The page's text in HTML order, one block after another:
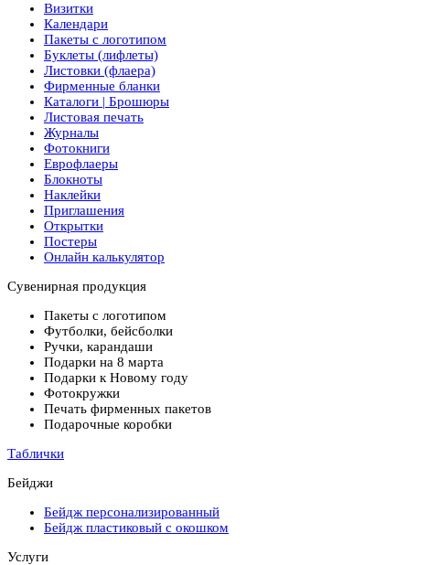
Визитки
Календари
Пакеты с логотипом
Буклеты (лифлеты)
Листовки (флаера)
Фирменные бланки
Каталоги | Брошюры
Листовая печать
Журналы
Фотокниги
Еврофлаеры
Блокноты
Наклейки
Приглашения
Открытки
Постеры
Онлайн калькулятор
Сувенирная продукция
Пакеты с логотипом
Футболки, бейсболки
Ручки, карандаши
Подарки на 8 марта
Подарки к Новому году
Фотокружки
Печать фирменных пакетов
Подарочные коробки
Таблички
Бейджи
Бейдж персонализированный
Бейдж пластиковый с окошком
Услуги